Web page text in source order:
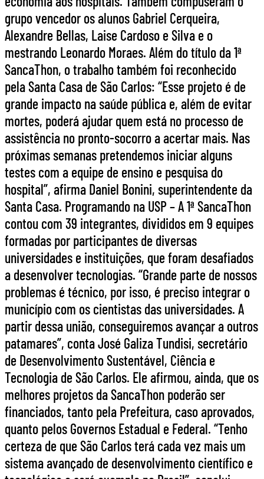
grupo vencedor os alunos Gabriel Cerqueira,
Alexandre Bellas, Laise Cardoso e Silva e o
mestrando Leonardo Moraes. Além do título da 1ª
SancaThon, o trabalho também foi reconhecido
pela Santa Casa de São Carlos: “Esse projeto é de
grande impacto na saúde pública e, além de evitar
mortes, poderá ajudar quem está no processo de
assistência no pronto-socorro a acertar mais. Nas
próximas semanas pretendemos iniciar alguns
testes com a equipe de ensino e pesquisa do
hospital”, afirma Daniel Bonini, superintendente da
Santa Casa. Programando na USP – A 1ª SancaThon
contou com 39 integrantes, divididos em 9 equipes
formadas por participantes de diversas
universidades e instituições, que foram desafiados
a desenvolver tecnologias. “Grande parte de nossos
problemas é técnico, por isso, é preciso integrar o
município com os cientistas das universidades. A
partir dessa união, conseguiremos avançar a outros
patamares”, conta José Galiza Tundisi, secretário
de Desenvolvimento Sustentável, Ciência e
Tecnologia de São Carlos. Ele afirmou, ainda, que os
melhores projetos da SancaThon poderão ser
financiados, tanto pela Prefeitura, caso aprovados,
quanto pelos Governos Estadual e Federal. “Tenho
certeza de que São Carlos terá cada vez mais um
sistema avançado de desenvolvimento científico e